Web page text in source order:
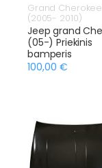
Grand Cherokee
(2005- 2010)
Jeep grand
(05-) Priekinis
bamperis
100,00 €